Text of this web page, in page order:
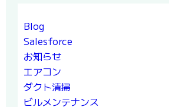
Blog
Salesforce
お知らせ
エアコン
ダクト清掃
ビルメンテナンス